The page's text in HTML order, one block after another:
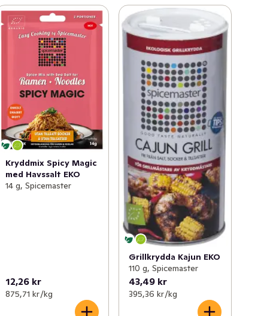
Kryddmix Spicy Magic
med Havssalt EKO
14 g, Spicemaster
12,26 kr
875,71 kr /kg
Grillkrydda Kajun EKO
110 g, Spicemaster
43,49 kr
395,36 kr /kg